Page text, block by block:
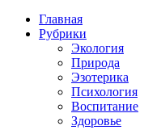
Главная
Рубрики
Экология
Природа
Эзотерика
Психология
Воспитание
Здоровье